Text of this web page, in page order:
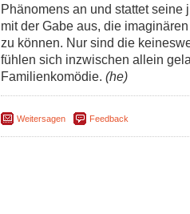
Phänomens an und stattet
mit der Gabe aus, die
zu können. Nur sind die
fühlen sich inzwischen allein
Familienkomödie. (he)
Weitersagen Feedback